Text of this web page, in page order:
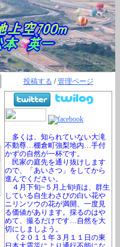
投稿する /管理ページ
多くは、知られていない大滝
不動尊…棚倉町強梨地内…手付
かずの自然が一杯です。
民家の庭先を通り抜けします
ので、「あいさつ」をしてから
進んでください。
４月下旬~５月上旬頃は、群生
している自生わさびの白い花や
ニリンソウの花が満開、一度見
る価値があります。採るのはや
めて、撮るだけです…自然を大
切にしましよう。
《２０１１年３月１１日の東